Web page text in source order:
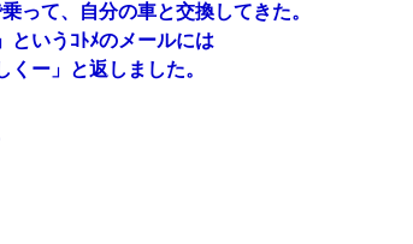
って、自分の車と交換してきた。
というｺﾄﾒのメールには
くー」と返しました。